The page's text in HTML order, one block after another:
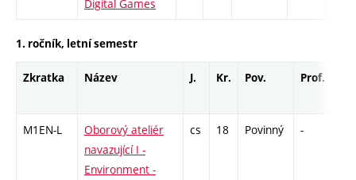
Digital Games
1. ročník, letní semestr
Zkratka Název J. Kr. Pov. Prof.
M1EN-L
Oborový ateliér
navazující I -
Environment -
cs 18 Povinný -